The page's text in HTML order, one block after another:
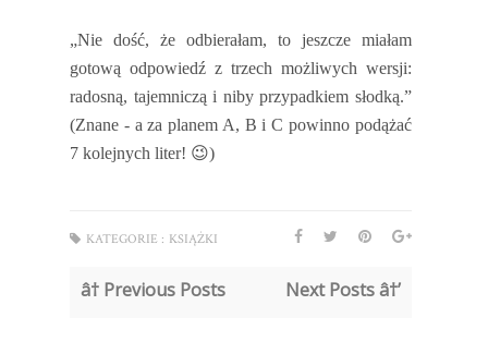
„Nie dość, że odbierałam, to jeszcze miałam
gotową odpowiedź z trzech możliwych wersji:
radosną, tajemniczą i niby przypadkiem słodką.”
(Znane - a za planem A, B i C powinno podążać
7 kolejnych liter! 😉)
KATEGORIE : KSIĄŻKI
â† Previous Posts Next Posts â†’